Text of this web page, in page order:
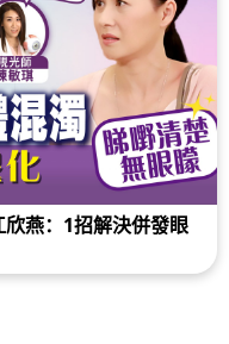
欣燕：1招解決併發眼